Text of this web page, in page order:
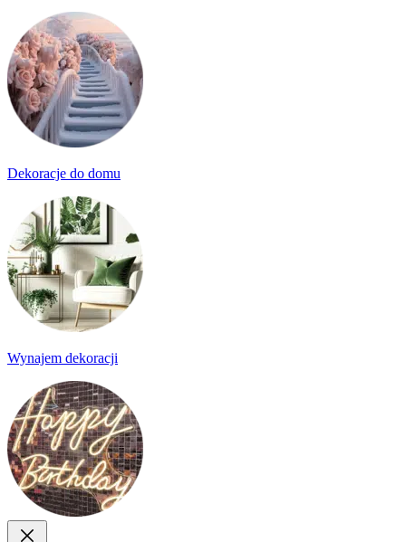
Dekoracje do domu
Wynajem dekoracji